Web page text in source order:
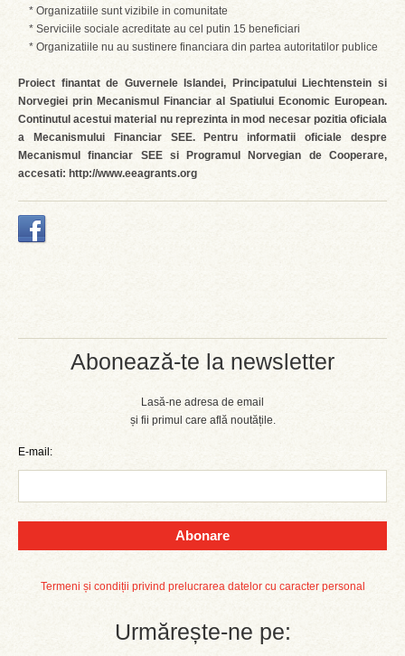
Abonează-te la newsletter
Lasă-ne adresa de email
și fii primul care află noutățile.
E-mail:
Abonare
Termeni și condiții privind prelucrarea datelor cu caracter personal
Urmărește-ne pe:
* Organizatiile sunt vizibile in comunitate
* Serviciile sociale acreditate au cel putin 15 beneficiari
* Organizatiile nu au sustinere financiara din partea autoritatilor publice
Proiect finantat de Guvernele Islandei, Principatului Liechtenstein si
Norvegiei prin Mecanismul Financiar al Spatiului Economic European.
Continutul acestui material nu reprezinta in mod necesar pozitia oficiala
a Mecanismului Financiar SEE. Pentru informatii oficiale despre
Mecanismul financiar SEE si Programul Norvegian de Cooperare,
accesati: http://www.eeagrants.org